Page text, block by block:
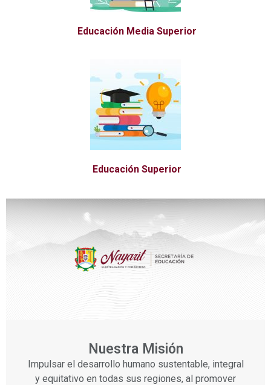
Educación Media Superior
Educación Superior
Nuestra Misión
Impulsar el desarrollo humano sustentable, integral
y equitativo en todas sus regiones, al promover